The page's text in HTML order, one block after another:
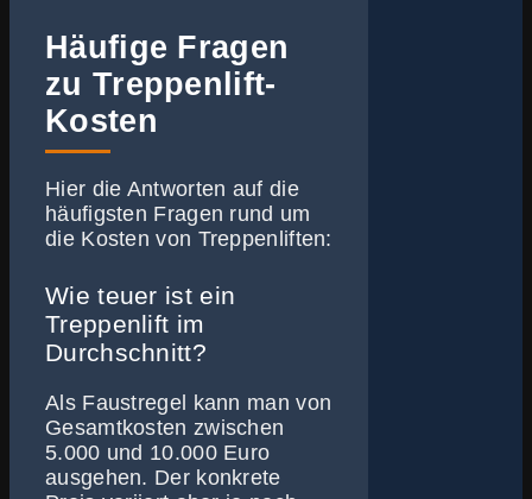
Häufige Fragen
zu Treppenlift-
Kosten
Hier die Antworten auf die
häufigsten Fragen rund um
die Kosten von Treppenliften:
Wie teuer ist ein
Treppenlift im
Durchschnitt?
Als Faustregel kann man von
Gesamtkosten zwischen
5.000 und 10.000 Euro
ausgehen. Der konkrete